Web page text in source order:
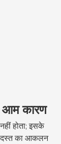
कारण
होता; इसके
दस्त का आकलन